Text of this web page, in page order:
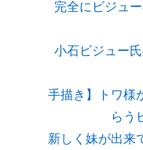
完全にビジュ
小石ビジュー
手描き】トワ様
らう
新しく妹が出来